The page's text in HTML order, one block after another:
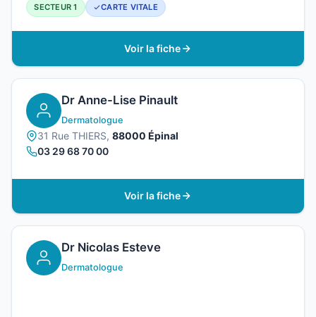
SECTEUR 1 CARTE VITALE
Voir la fiche
Dr Anne-Lise Pinault
Dermatologue
31 Rue THIERS, 88000 Épinal
03 29 68 70 00
Voir la fiche
Dr Nicolas Esteve
Dermatologue